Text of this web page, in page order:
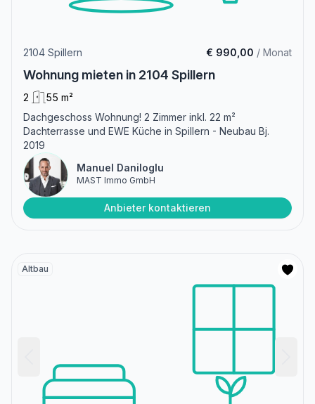
2104 Spillern € 990,00 / Monat
Wohnung mieten in 2104 Spillern
2
55 m²
Dachgeschoss Wohnung! 2 Zimmer inkl. 22 m²
Dachterrasse und EWE Küche in Spillern - Neubau Bj.
2019
Manuel Daniloglu
MAST Immo GmbH
Anbieter kontaktieren
Altbau